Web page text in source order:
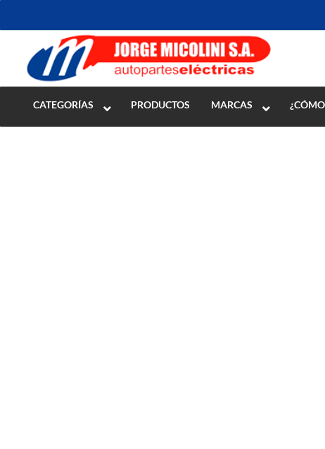
CATEGORÍAS PRODUCTOS MARCAS
Inicio>ENCENDIDO